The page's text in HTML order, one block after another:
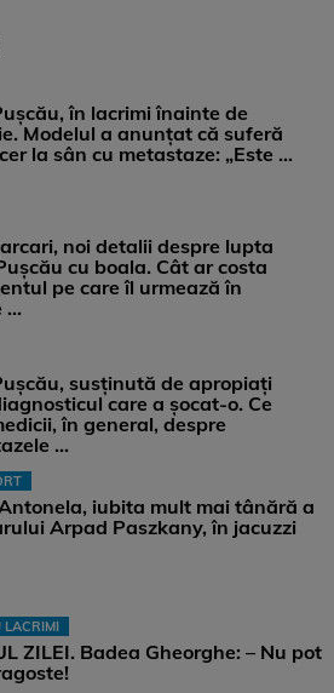
în lacrimi înainte de
Modelul a anunțat că suferă
la sân cu metastaze: „Este ...
noi detalii despre lupta
cu boala. Cât ar costa
pe care îl urmează în
...
susținută de apropiați
care a șocat-o. Ce
în general, despre
...
Antonela, iubita mult mai tânără a
Arpad Paszkany, în jacuzzi
LACRIMI
ZILEI. Badea Gheorghe: – Nu pot